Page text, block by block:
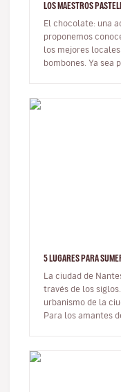
LOS MAESTROS
El chocolate: una
proponemos
los mejores
bombones. Ya sea
5 LUGARES PARA
La ciudad de
través de los
urbanismo de la
Para los amantes